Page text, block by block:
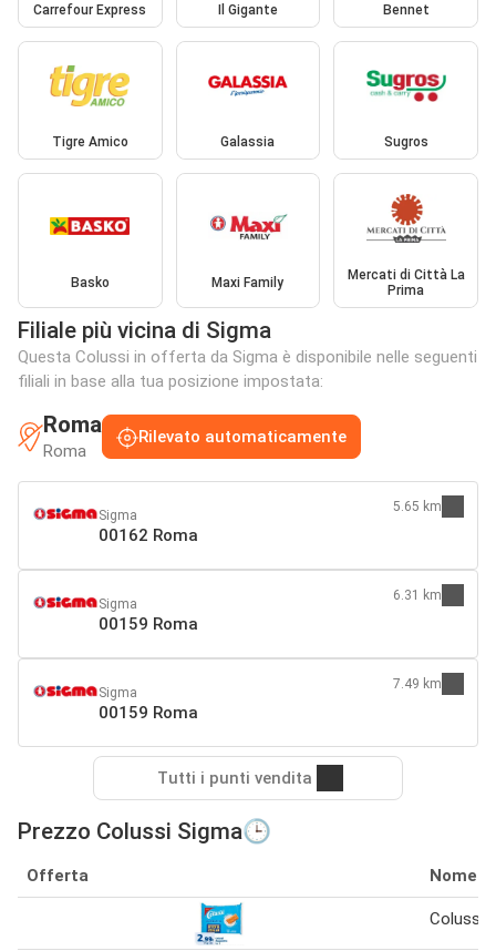
Carrefour Express Il Gigante Bennet
Tigre Amico Galassia Sugros
Basko Maxi Family
Mercati di Città La
Prima
Filiale più vicina di Sigma
Questa Colussi in offerta da Sigma è disponibile nelle seguenti
filiali in base alla tua posizione impostata:
Roma
Roma
Rilevato automaticamente
Sigma
00162 Roma
5.65 km
Sigma
00159 Roma
6.31 km
Sigma
00159 Roma
7.49 km
Tutti i punti vendita
Prezzo Colussi Sigma🕒
Offerta Nome
Colussi